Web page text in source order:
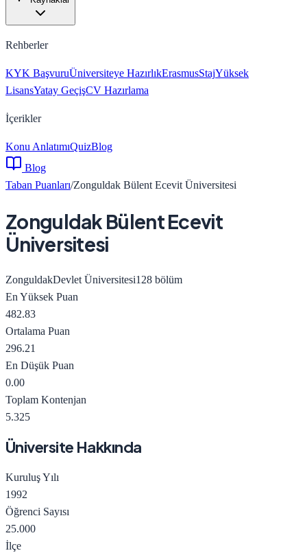
Rehberler
KYK BaşvuruÜniversiteye HazırlıkErasmusStajYüksek
LisansYatay GeçişCV Hazırlama
İçerikler
Konu AnlatımıQuizBlog
Blog
Taban Puanları/Zonguldak Bülent Ecevit Üniversitesi
Zonguldak Bülent Ecevit
Üniversitesi
ZonguldakDevlet Üniversitesi128 bölüm
En Yüksek Puan
482.83
Ortalama Puan
296.21
En Düşük Puan
0.00
Toplam Kontenjan
5.325
Üniversite Hakkında
Kuruluş Yılı
1992
Öğrenci Sayısı
25.000
İlçe